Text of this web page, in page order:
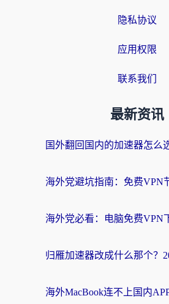
隐私协议
应用权限
联系我们
最新资讯